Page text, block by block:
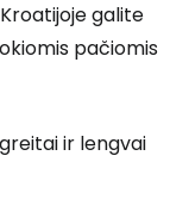
galite
pačiomis
ir lengvai